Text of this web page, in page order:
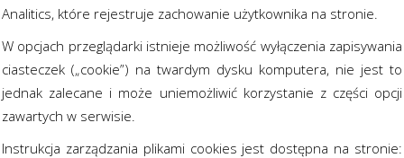
Analitics, które rejestruje zachowanie użytkownika na stronie.
W opcjach przeglądarki istnieje możliwość wyłączenia zapisywania
ciasteczek („cookie”) na twardym dysku komputera, nie jest to
jednak zalecane i może uniemożliwić korzystanie z części opcji
zawartych w serwisie.
Instrukcja zarządzania plikami cookies jest dostępna na stronie: